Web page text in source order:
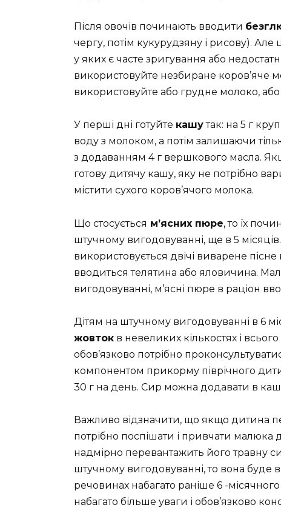
Після овочів починають вводити
чергу, потім кукурудзяну і рисову).
у яких є часте зригування або
використовуйте незбиране коров’яче
використовуйте або грудне молоко,
У перші дні готуйте кашутак: на 5 г
воду з молоком, а потім залишаючи
з додаванням 4 г вершкового масла.
готову дитячу кашу, яку не потрібно
містити сухого коров’ячого молока.
Що стосується м’ясних пюре, то їх
штучному вигодовуванні, ще в 5
використовується двічі виварене
вводиться телятина або яловичина.
вигодовуванні, м’ясні пюре в раціон
Дітям на штучному вигодовуванні в 6
жовток в невеликих кількостях і
обов’язково потрібно
компонентом прикорму піврічного
30 г на день. Сир можна додавати в
Важливо відзначити, що якщо дитина
потрібно поспішати і привчати малюка
надмірно перевантажить його травну
штучному вигодовуванні, то вона буде
речовинах набагато раніше 6 -
набагато більше уваги і обов’язково